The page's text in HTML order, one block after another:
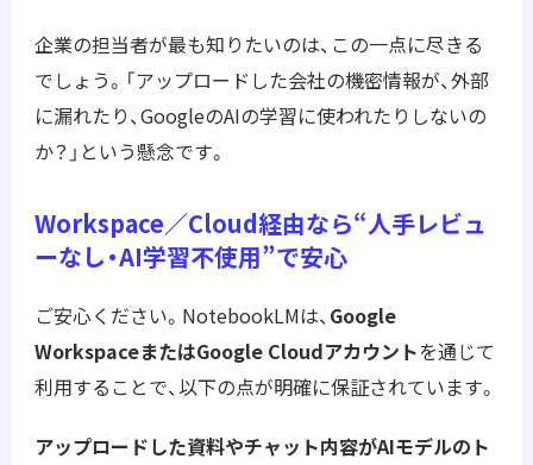
企業の担当者が最も知りたいのは、この一点に尽きる
でしょう。「アップロードした会社の機密情報が、外部
に漏れたり、GoogleのAIの学習に使われたりしないの
か？」という懸念です。
Workspace／Cloud経由なら“人手レビュ
ーなし・AI学習不使用”で安心
ご安心ください。NotebookLMは、Google
WorkspaceまたはGoogle Cloudアカウントを通じて
利用することで、以下の点が明確に保証されています。
アップロードした資料やチャット内容がAIモデルのト